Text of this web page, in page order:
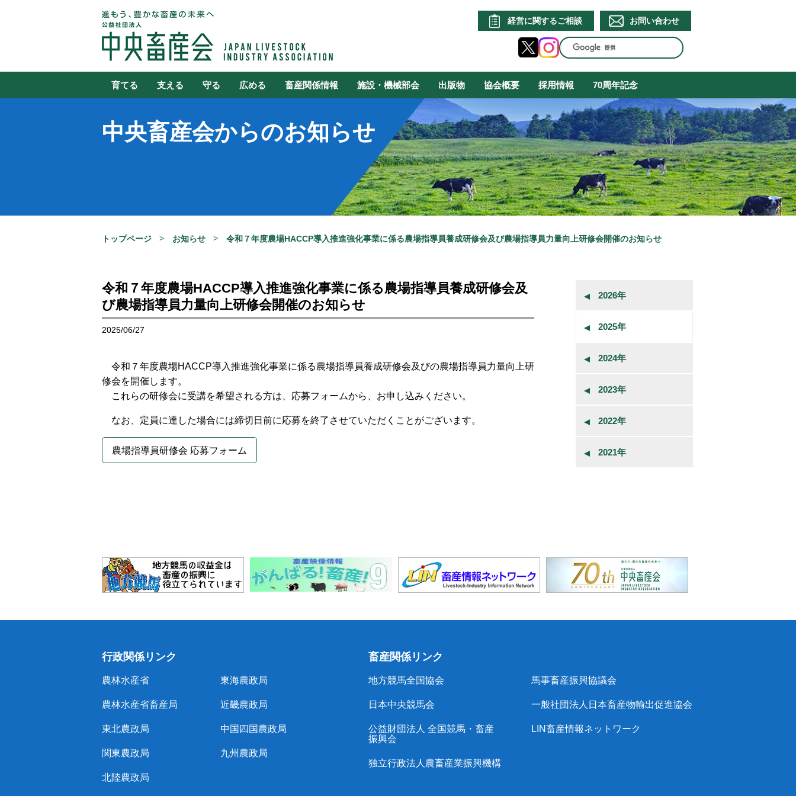
経営に関するご相談 お問い合わせ
育てる 支える 守る 広める 畜産関係情報 施設・機械部会 出版物 協会概要 採用情報 70周年記念
中央畜産会からのお知らせ
トップページ お知らせ 令和７年度農場HACCP導入推進強化事業に係る農場指導員養成研修会及び農場指導員力量向上研修会開催のお知らせ
令和７年度農場HACCP導入推進強化事業に係る農場指導員養成研修会及
び農場指導員力量向上研修会開催のお知らせ
2025/06/27
令和７年度農場HACCP導入推進強化事業に係る農場指導員養成研修会及びの農場指導員力量向上研
修会を開催します。
これらの研修会に受講を希望される方は、応募フォームから、お申し込みください。
なお、定員に達した場合には締切日前に応募を終了させていただくことがございます。
農場指導員研修会 応募フォーム
2026年
2025年
2024年
2023年
2022年
2021年
行政関係リンク
農林水産省
農林水産省畜産局
東北農政局
関東農政局
北陸農政局
東海農政局
近畿農政局
中国四国農政局
九州農政局
畜産関係リンク
地方競馬全国協会
日本中央競馬会
公益財団法人 全国競馬・畜産
振興会
独立行政法人農畜産業振興機構
馬事畜産振興協議会
一般社団法人日本畜産物輸出促進協会
LIN畜産情報ネットワーク